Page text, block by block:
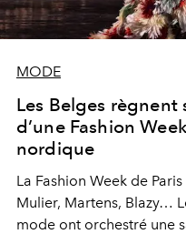
MODE
Les Belges règnent
d’une Fashion
nordique
La Fashion Week de
Mulier, Martens, Blazy…
mode ont orchestré une